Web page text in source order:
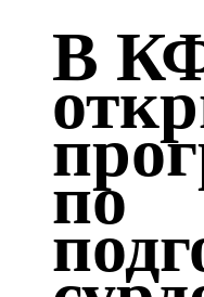
Кадыбаш
105,2 FM
Казан
91,5 FM
Кайбыч
106,1 FM
В
по